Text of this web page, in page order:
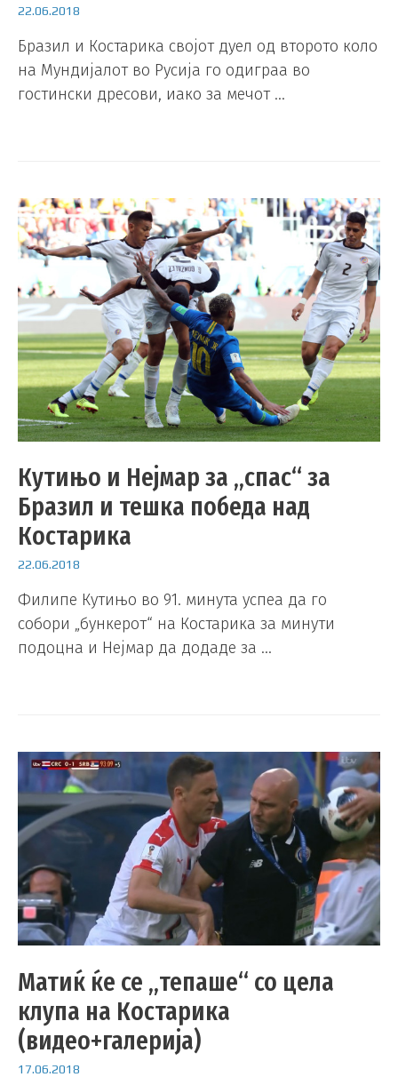
22.06.2018
Бразил и Костарика својот дуел од второто коло
на Мундијалот во Русија го одиграа во
гостински дресови, иако за мечот …
Кутињо и Нејмар за „спас“ за
Бразил и тешка победа над
Костарика
22.06.2018
Филипе Кутињо во 91. минута успеа да го
собори „бункерот“ на Костарика за минути
подоцна и Нејмар да додаде за …
Матиќ ќе се „тепаше“ со цела
клупа на Костарика
(видео+галерија)
17.06.2018